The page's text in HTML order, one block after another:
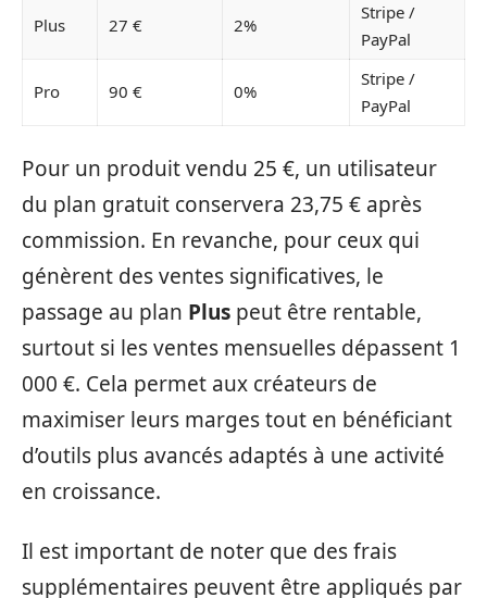
Plus 27 € 2%
Stripe /
PayPal
Pro 90 € 0%
Stripe /
PayPal
Pour un produit vendu 25 €, un utilisateur
du plan gratuit conservera 23,75 € après
commission. En revanche, pour ceux qui
génèrent des ventes significatives, le
passage au plan Plus peut être rentable,
surtout si les ventes mensuelles dépassent 1
000 €. Cela permet aux créateurs de
maximiser leurs marges tout en bénéficiant
d’outils plus avancés adaptés à une activité
en croissance.
Il est important de noter que des frais
supplémentaires peuvent être appliqués par